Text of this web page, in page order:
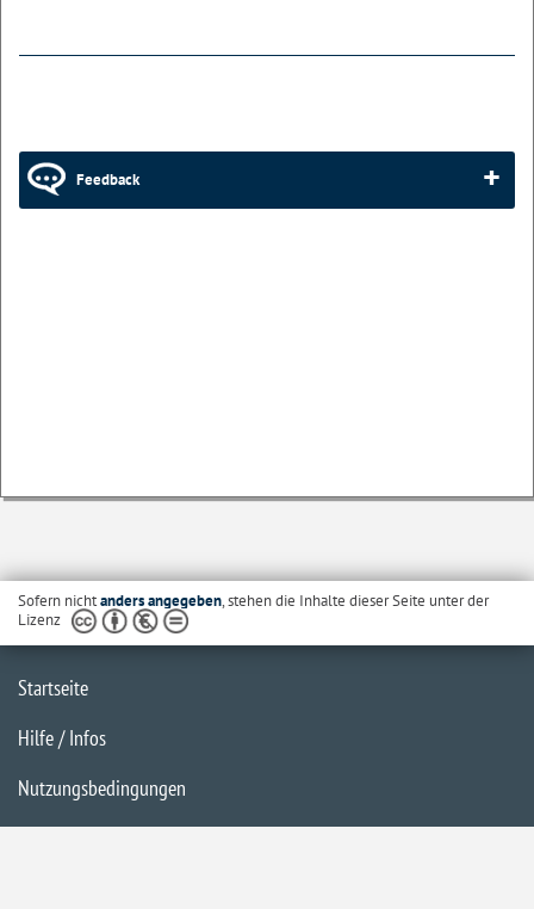
Feedback
Sofern nichtanders angegeben, stehen die Inhalte dieser Seite unter der
Lizenz
Startseite
Hilfe / Infos
Nutzungsbedingungen